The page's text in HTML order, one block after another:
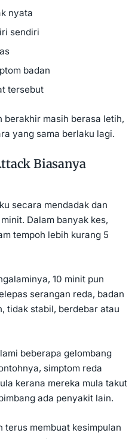
nyata
sendiri
badan
tersebut
berakhir masih berasa letih,
yang sama berlaku lagi.
Biasanya
secara mendadak dan
Dalam banyak kes,
tempoh lebih kurang 5
10 minit pun
serangan reda, badan
tidak stabil, berdebar atau
beberapa gelombang
simptom reda
kerana mereka mula takut
ada penyakit lain.
terus membuat kesimpulan